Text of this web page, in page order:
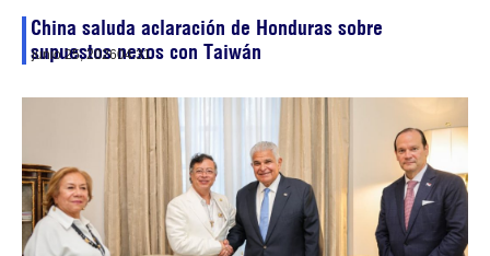
China saluda aclaración de Honduras sobre
supuestos nexos con Taiwán
junio 25, 202604:31